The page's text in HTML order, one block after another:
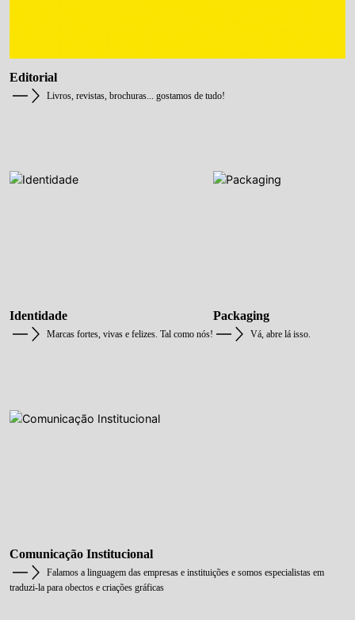
Editorial
Livros, revistas, brochuras... gostamos de tudo!
Identidade
Marcas fortes, vivas e felizes. Tal como nós!
Packaging
Vá, abre lá isso.
Comunicação Institucional
Falamos a linguagem das empresas e instituições e somos especialistas em
traduzi-la para obectos e criações gráficas